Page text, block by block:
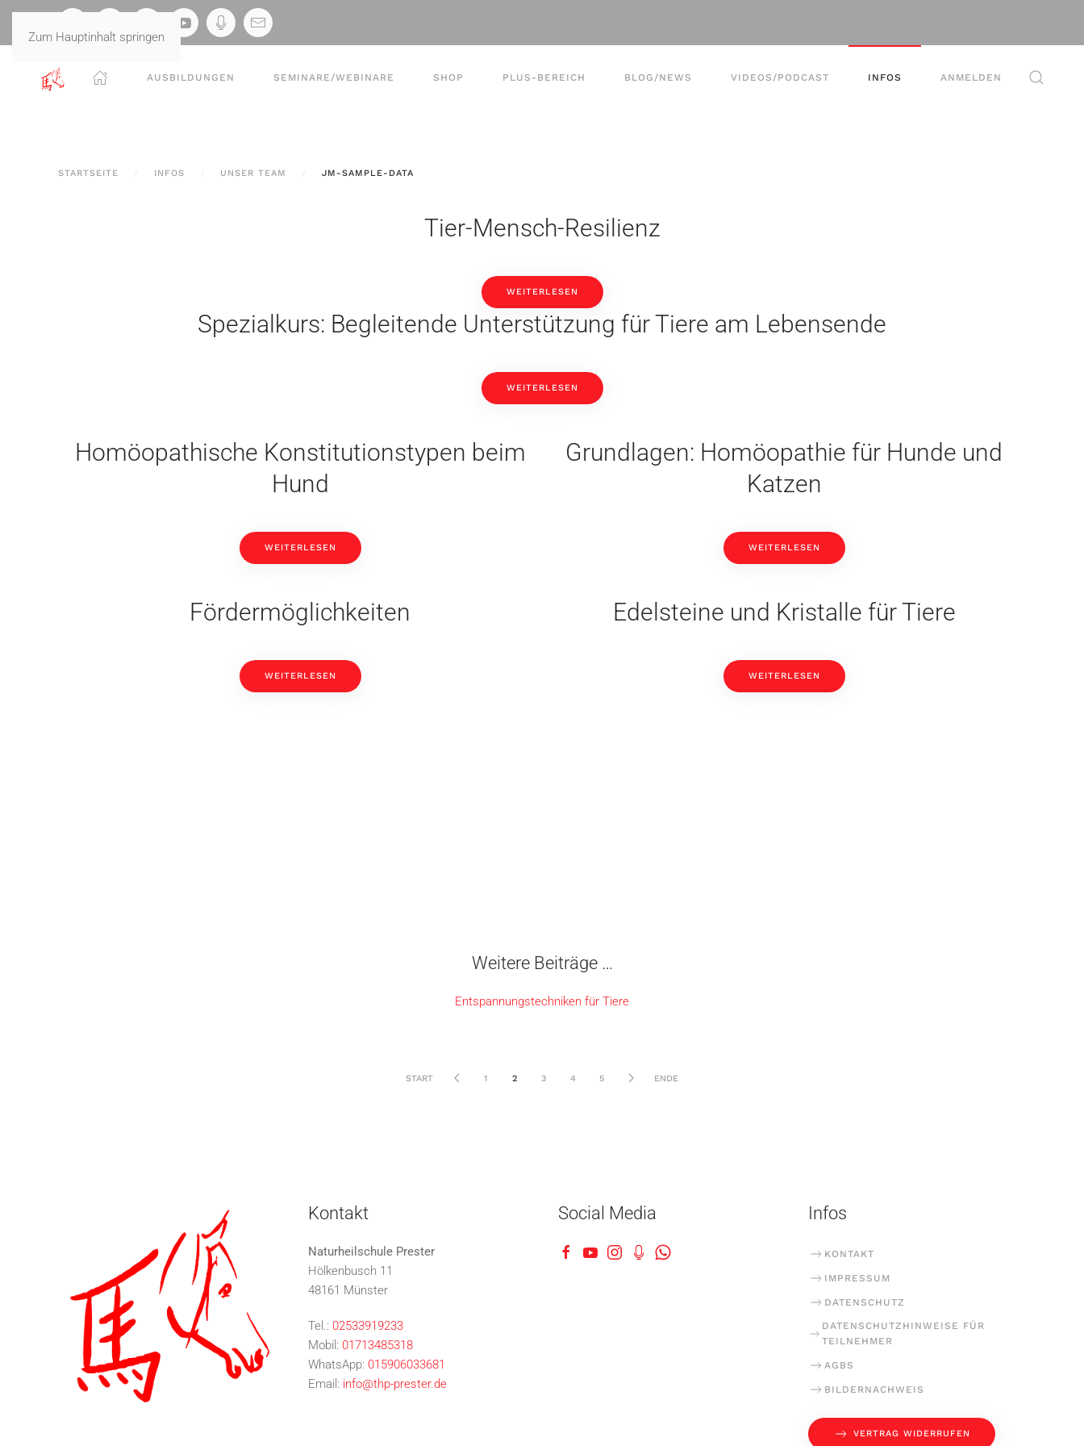
Zum Hauptinhalt springen
AUSBILDUNGEN SEMINARE/WEBINARE SHOP PLUS-BEREICH BLOG/NEWS VIDEOS/PODCAST INFOS ANMELDEN
STARTSEITE INFOS UNSER TEAM JM-SAMPLE-DATA
Tier-Mensch-Resilienz
WEITERLESEN
Spezialkurs: Begleitende Unterstützung für Tiere am Lebensende
WEITERLESEN
Homöopathische Konstitutionstypen beim
Hund
WEITERLESEN
Grundlagen: Homöopathie für Hunde und
Katzen
WEITERLESEN
Fördermöglichkeiten
WEITERLESEN
Edelsteine und Kristalle für Tiere
WEITERLESEN
Weitere Beiträge …
Entspannungstechniken für Tiere
START 1 2 3 4 5 ENDE
Kontakt
Naturheilschule Prester
Hölkenbusch 11
48161 Münster
Tel.: 02533919233
Mobil: 01713485318
WhatsApp: 015906033681
Email: info@thp-prester.de
Social Media Infos
KONTAKT
IMPRESSUM
DATENSCHUTZ
DATENSCHUTZHINWEISE FÜR
TEILNEHMER
AGBS
BILDERNACHWEIS
VERTRAG WIDERRUFEN